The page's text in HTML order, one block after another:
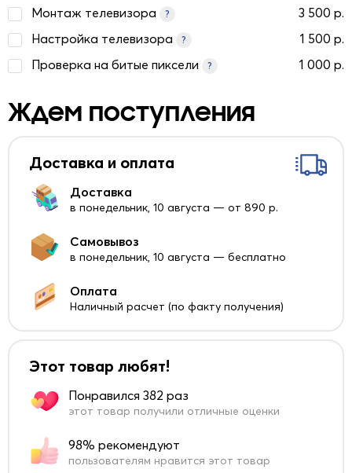
Монтаж телевизора ?
3 500 р.
Настройка телевизора
?
1 500 р.
Проверка на битые пиксели
? 1 000 р.
Ждем поступления
Доставка и оплата
Доставка
в понедельник, 10 августа — от 890 р.
Самовывоз
в понедельник, 10 августа — бесплатно
Оплата
Наличный расчет (по факту получения)
Этот товар любят!
Понравился 382 раз
этот товар получили отличные оценки
98% рекомендуют
пользователям нравится этот товар